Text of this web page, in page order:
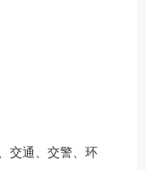
交通、交警、环